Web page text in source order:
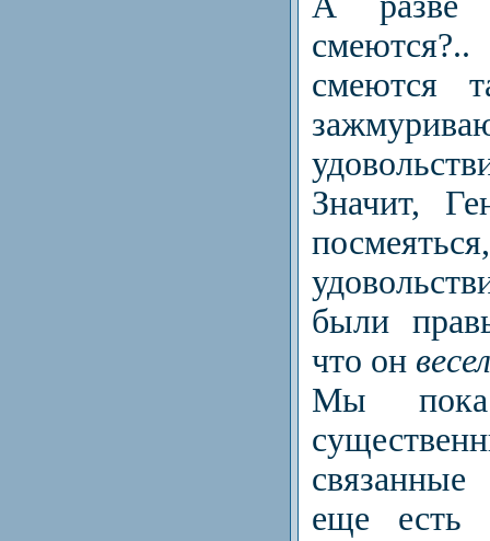
смеются
Значит,
были
что он
Мы пока
еще есть